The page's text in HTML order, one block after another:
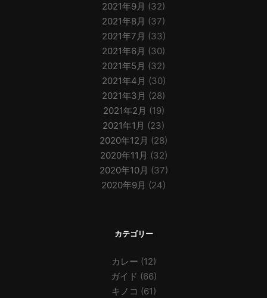
2021年9月 (32)
2021年8月 (37)
2021年7月 (33)
2021年6月 (30)
2021年5月 (32)
2021年4月 (30)
2021年3月 (28)
2021年2月 (19)
2021年1月 (23)
2020年12月 (28)
2020年11月 (32)
2020年10月 (37)
2020年9月 (24)
カテゴリー
カレー (12)
ガイド (66)
キノコ (61)